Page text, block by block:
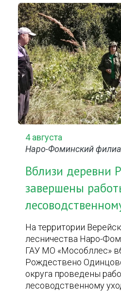
4 августа
Наро-Фоминский
Вблизи деревни
завершены
На территории
лесничества Наро-
ГАУ МО «Мособллес»
Рождествено
округа проведены
лесоводственному